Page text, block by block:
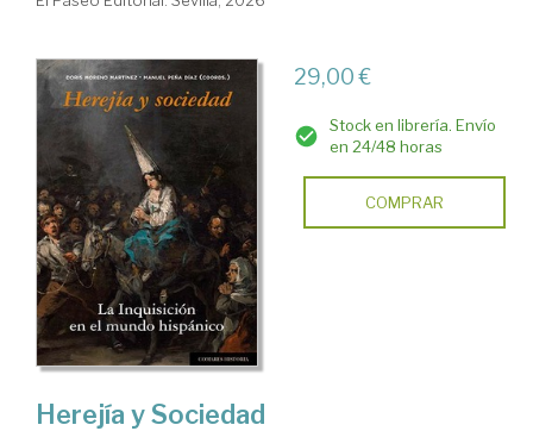
29,00 €
Stock en librería. Envío
en 24/48 horas
COMPRAR
Herejía y Sociedad